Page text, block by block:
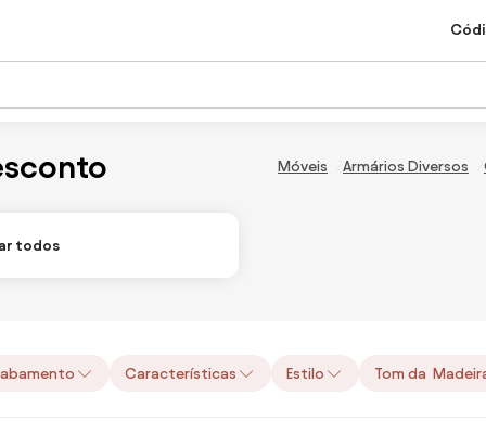
Móveis Armários Diversos
todos
Características Estilo Tom da